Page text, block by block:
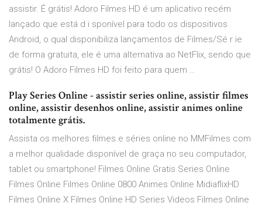
assistir. É grátis! Adoro Filmes HD é um aplicativo recém
lançado que está d i sponível para todo os dispositivos
Android, o qual disponibiliza lançamentos de Filmes/Sé r ie
de forma gratuita, ele é uma alternativa ao NetFlix, sendo que
grátis! O Adoro Filmes HD foi feito para quem …
Play Series Online - assistir series online, assistir filmes
online, assistir desenhos online, assistir animes online
totalmente grátis.
Assista os melhores filmes e séries online no MMFilmes com
a melhor qualidade disponível de graça no seu computador,
tablet ou smartphone! Filmes Online Gratis Series Online
Filmes Online Filmes Online 0800 Animes Online MidiaflixHD
Filmes Online X Filmes Online HD Series Videos Filmes Online